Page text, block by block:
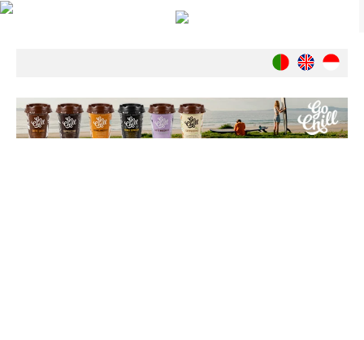
Internacionais
Ambiente